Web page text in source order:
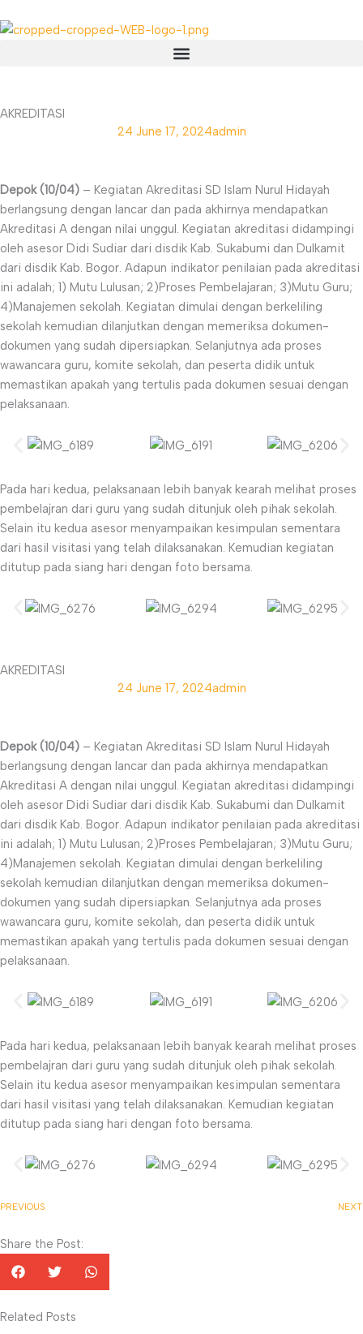
to
Menu
AKREDITASI
24 June 17, 2024admin
Depok (10/04) – Kegiatan Akreditasi SD Islam Nurul Hidayah
berlangsung dengan lancar dan pada akhirnya mendapatkan
Akreditasi A dengan nilai unggul. Kegiatan akreditasi didampingi
oleh asesor Didi Sudiar dari disdik Kab. Sukabumi dan Dulkamit
dari disdik Kab. Bogor. Adapun indikator penilaian pada akreditasi
ini adalah; 1) Mutu Lulusan; 2)Proses Pembelajaran; 3)Mutu Guru;
4)Manajemen sekolah. Kegiatan dimulai dengan berkeliling
sekolah kemudian dilanjutkan dengan memeriksa dokumen-
dokumen yang sudah dipersiapkan. Selanjutnya ada proses
wawancara guru, komite sekolah, dan peserta didik untuk
memastikan apakah yang tertulis pada dokumen sesuai dengan
pelaksanaan.
Pada hari kedua, pelaksanaan lebih banyak kearah melihat proses
pembelajran dari guru yang sudah ditunjuk oleh pihak sekolah.
Selain itu kedua asesor menyampaikan kesimpulan sementara
dari hasil visitasi yang telah dilaksanakan. Kemudian kegiatan
ditutup pada siang hari dengan foto bersama.
AKREDITASI
24 June 17, 2024admin
Depok (10/04) – Kegiatan Akreditasi SD Islam Nurul Hidayah
berlangsung dengan lancar dan pada akhirnya mendapatkan
Akreditasi A dengan nilai unggul. Kegiatan akreditasi didampingi
oleh asesor Didi Sudiar dari disdik Kab. Sukabumi dan Dulkamit
dari disdik Kab. Bogor. Adapun indikator penilaian pada akreditasi
ini adalah; 1) Mutu Lulusan; 2)Proses Pembelajaran; 3)Mutu Guru;
4)Manajemen sekolah. Kegiatan dimulai dengan berkeliling
sekolah kemudian dilanjutkan dengan memeriksa dokumen-
dokumen yang sudah dipersiapkan. Selanjutnya ada proses
wawancara guru, komite sekolah, dan peserta didik untuk
memastikan apakah yang tertulis pada dokumen sesuai dengan
pelaksanaan.
Pada hari kedua, pelaksanaan lebih banyak kearah melihat proses
pembelajran dari guru yang sudah ditunjuk oleh pihak sekolah.
Selain itu kedua asesor menyampaikan kesimpulan sementara
dari hasil visitasi yang telah dilaksanakan. Kemudian kegiatan
ditutup pada siang hari dengan foto bersama.
PREVIOUS NEXT
Share the Post:
Related Posts